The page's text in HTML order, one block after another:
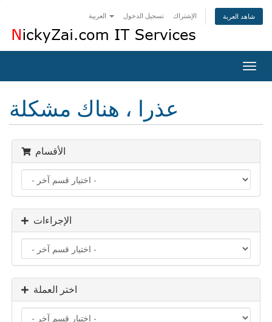
تسجيل الدخول الإشتراك شاهد العربة
عذرا ، هناك مشكلة
الأقسام
الإجراءات
اختر العملة